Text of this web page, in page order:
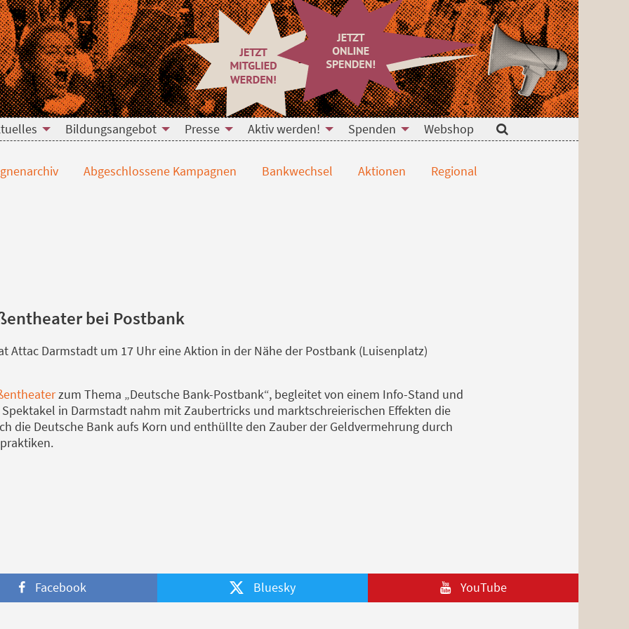
Bildungsangebot Presse Aktiv werden! Spenden Webshop
Abgeschlossene Kampagnen Bankwechsel Aktionen
Regional
bei Postbank
Attac Darmstadt um 17 Uhr eine Aktion in der Nähe der Postbank (Luisenplatz)
zum Thema „Deutsche Bank-Postbank“, begleitet von einem Info-Stand und
in Darmstadt nahm mit Zaubertricks und marktschreierischen Effekten die
die Deutsche Bank aufs Korn und enthüllte den Zauber der Geldvermehrung durch
Facebook Bluesky YouTube